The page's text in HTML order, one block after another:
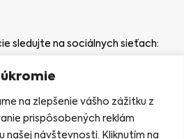
na zlepšenie vášho zážitku z
prispôsobených reklám
našej návštevnosti. Kliknutím na
sledujte na sociálnych sieťach: